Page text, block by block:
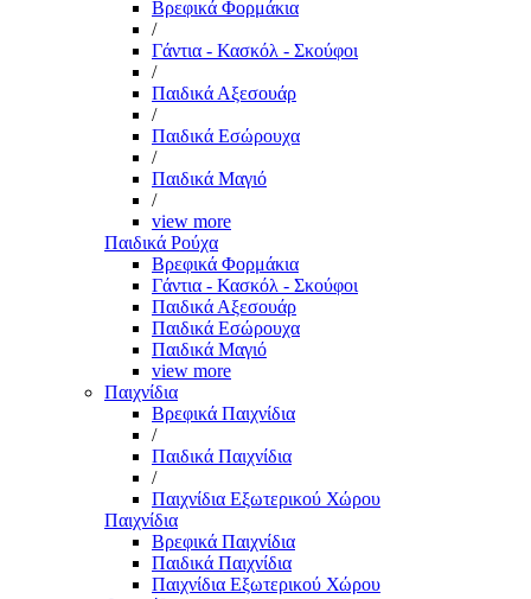
Βρεφικά Φορμάκια
/
Γάντια - Κασκόλ - Σκούφοι
/
Παιδικά Αξεσουάρ
/
Παιδικά Εσώρουχα
/
Παιδικά Μαγιό
/
view more
Παιδικά Ρούχα
Βρεφικά Φορμάκια
Γάντια - Κασκόλ - Σκούφοι
Παιδικά Αξεσουάρ
Παιδικά Εσώρουχα
Παιδικά Μαγιό
view more
Παιχνίδια
Βρεφικά Παιχνίδια
/
Παιδικά Παιχνίδια
/
Παιχνίδια Εξωτερικού Χώρου
Παιχνίδια
Βρεφικά Παιχνίδια
Παιδικά Παιχνίδια
Παιχνίδια Εξωτερικού Χώρου